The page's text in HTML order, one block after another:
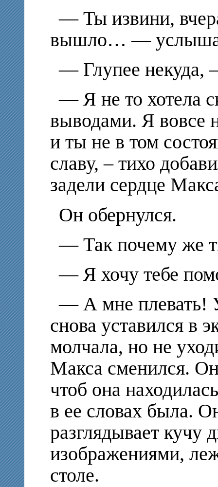
— Ты извини,
вышло… —
— Глупее некуда,
— Я не то хотела
выводами. Я вовсе
и ты не в том
славу, – тихо
задели сердце
Он обернулся.
— Так почему же
— Я хочу тебе
— А мне плевать!
снова уставился в
молчала, но не
Макса сменился.
чтоб она
в ее словах была.
разглядывает кучу
изображениями,
столе.